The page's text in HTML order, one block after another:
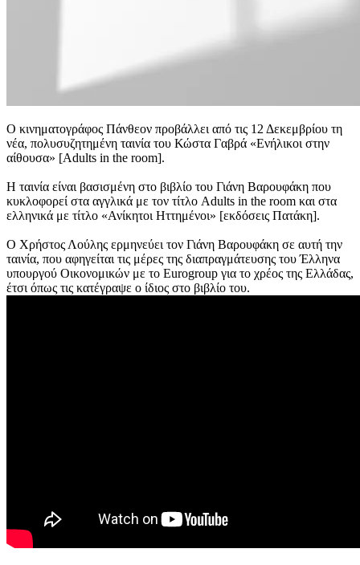
Ο κινηματογράφος Πάνθεον προβάλλει από τις 12 Δεκεμβρίου τη
νέα, πολυσυζητημένη ταινία του Κώστα Γαβρά «Ενήλικοι στην
αίθουσα» [Adults in the room].
Η ταινία είναι βασισμένη στο βιβλίο του Γιάνη Βαρουφάκη που
κυκλοφορεί στα αγγλικά με τον τίτλο Adults in the room και στα
ελληνικά με τίτλο «Ανίκητοι Ηττημένοι» [εκδόσεις Πατάκη].
Ο Χρήστος Λούλης ερμηνεύει τον Γιάνη Βαρουφάκη σε αυτή την
ταινία, που αφηγείται τις μέρες της διαπραγμάτευσης του Έλληνα
υπουργού Οικονομικών με το Eurogroup για το χρέος της Ελλάδας,
έτσι όπως τις κατέγραψε ο ίδιος στο βιβλίο του.